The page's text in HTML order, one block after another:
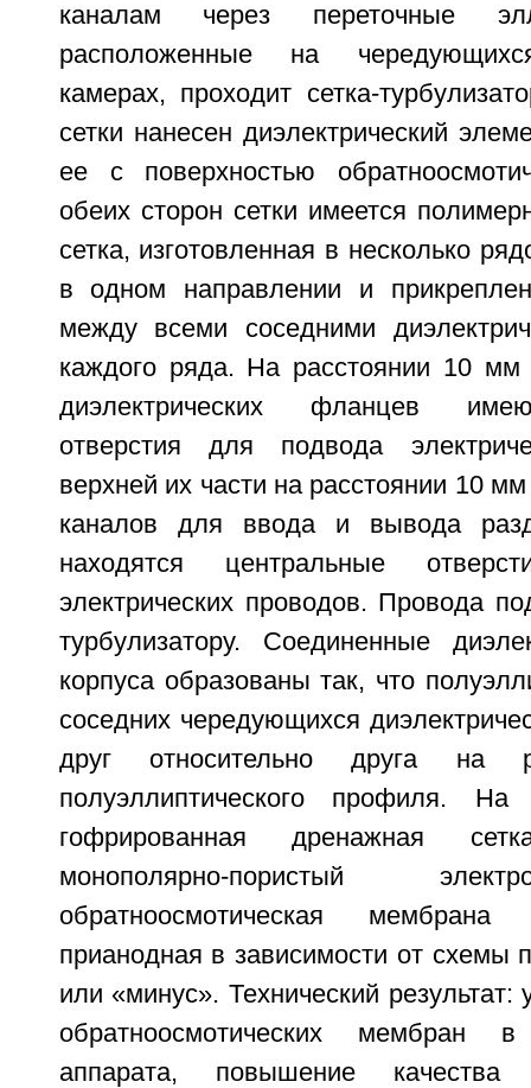
каналам через переточные
расположенные на
камерах, проходит сетка-
сетки нанесен диэлектрический
ее с поверхностью
обеих сторон сетки имеется
сетка, изготовленная в несколько
в одном направлении и
между всеми соседними
каждого ряда. На расстоянии 10 мм
диэлектрических фланцев
отверстия для подвода
верхней их части на расстоянии 10
каналов для ввода и вывода
находятся центральные
электрических проводов. Провода
турбулизатору. Соединенные
корпуса образованы так, что
соседних чередующихся
друг относительно друга на
полуэллиптического профиля.
гофрированная дренажная
монополярно-пористый
обратноосмотическая
прианодная в зависимости от схемы
или «минус». Технический
обратноосмотических мембран
аппарата, повышение качества